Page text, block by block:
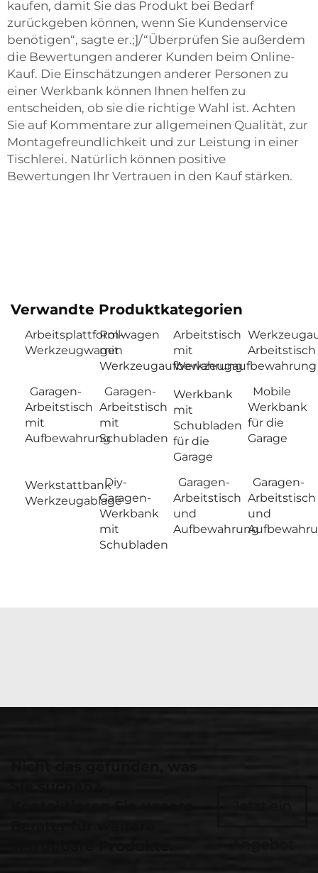
kaufen, damit Sie das Produkt bei Bedarf
zurückgeben können, wenn Sie Kundenservice
benötigen“, sagte er.;]/“Überprüfen Sie außerdem
die Bewertungen anderer Kunden beim Online-
Kauf. Die Einschätzungen anderer Personen zu
einer Werkbank können Ihnen helfen zu
entscheiden, ob sie die richtige Wahl ist. Achten
Sie auf Kommentare zur allgemeinen Qualität, zur
Montagefreundlichkeit und zur Leistung in einer
Tischlerei. Natürlich können positive
Bewertungen Ihr Vertrauen in den Kauf stärken.
Verwandte Produktkategorien
Arbeitsplattform-
Werkzeugwagen
Rollwagen
mit
Werkzeugaufbewahrung
Arbeitstisch
mit
Werkzeugaufbewahrung
Arbeitstisch
Garagen-
Arbeitstisch
mit
Aufbewahrung
Garagen-
Arbeitstisch
mit
Schubladen
Werkbank
mit
Schubladen
für die
Garage
Mobile
Werkbank
für die
Garage
Werkstattbank
Werkzeugablage
Diy-
Garagen-
Werkbank
mit
Schubladen
Garagen-
Arbeitstisch
und
Aufbewahrung
Garagen-
Arbeitstisch
und